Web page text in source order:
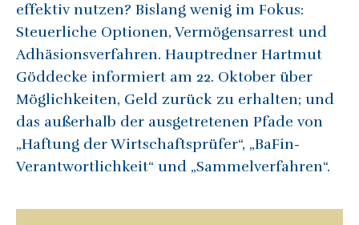
effektiv nutzen? Bislang wenig im Fokus:
Steuerliche Optionen, Vermögensarrest und
Adhäsionsverfahren. Hauptredner Hartmut
Göddecke informiert am 22. Oktober über
Möglichkeiten, Geld zurück zu erhalten; und
das außerhalb der ausgetretenen Pfade von
„Haftung der Wirtschaftsprüfer“, „BaFin-
Verantwortlichkeit“ und „Sammelverfahren“.